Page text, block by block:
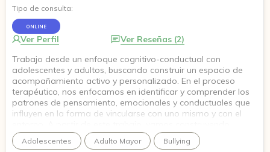
Tipo de consulta:
ONLINE
Ver Perfil
Ver Reseñas (2)
Trabajo desde un enfoque cognitivo-conductual con
adolescentes y adultos, buscando construir un espacio de
acompañamiento activo y personalizado. En el proceso
terapéutico, nos enfocamos en identificar y comprender los
patrones de pensamiento, emocionales y conductuales que
influyen en la forma de vincularse con uno mismo y con el
herramientas más adaptativas que favorezcan el bienestar y
el afrontamiento de distintas experiencias de la vida.
Adolescentes Adulto Mayor Bullying